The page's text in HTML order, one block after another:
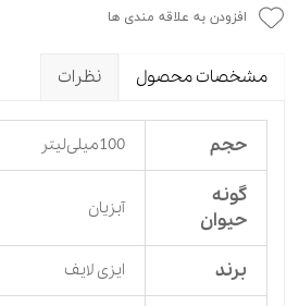
افزودن به علاقه مندی ها
مشخصات محصول نظرات
حجم 100میلی‌لیتر
گونه
حیوان
آبزیان
برند ایزی لایف